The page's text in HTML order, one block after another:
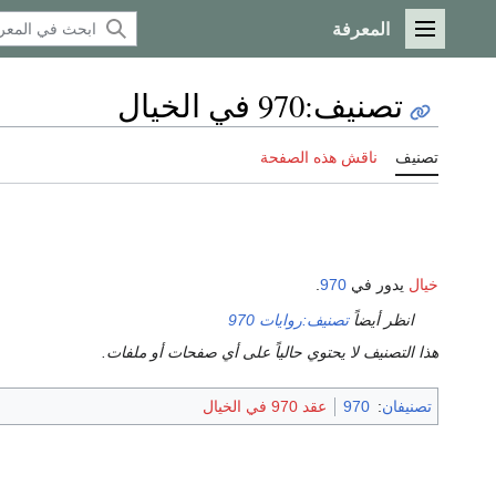
القائمة الرئيسية
المعرفة
تصنيف:970 في الخيال
تصنيف ناقش هذه الصفحة
خيال يدور في 970
انظر أيضاًتصنيف:روايات 970
هذا التصنيف لا يحتوي حالياً على أي صفحات أو ملفات.
تصنيفان:
970 عقد 970 في الخيال